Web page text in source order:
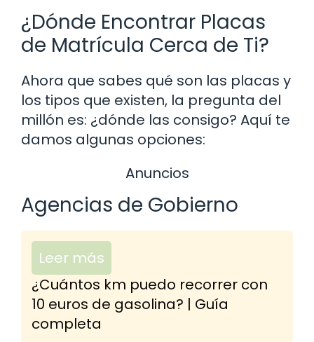
¿Dónde Encontrar Placas
de Matrícula Cerca de Ti?
Ahora que sabes qué son las placas y
los tipos que existen, la pregunta del
millón es: ¿dónde las consigo? Aquí te
damos algunas opciones:
Anuncios
Agencias de Gobierno
Leer más
¿Cuántos km puedo recorrer con
10 euros de gasolina? | Guía
completa